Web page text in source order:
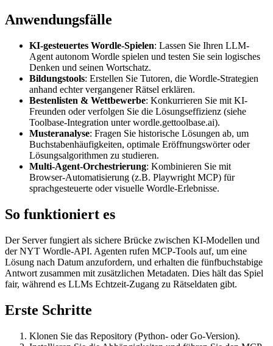
Anwendungsfälle
KI-gesteuertes Wordle-Spielen: Lassen Sie Ihren LLM-
Agent autonom Wordle spielen und testen Sie sein logisches
Denken und seinen Wortschatz.
Bildungstools: Erstellen Sie Tutoren, die Wordle-Strategien
anhand echter vergangener Rätsel erklären.
Bestenlisten & Wettbewerbe: Konkurrieren Sie mit KI-
Freunden oder verfolgen Sie die Lösungseffizienz (siehe
Toolbase-Integration unter wordle.gettoolbase.ai).
Musteranalyse: Fragen Sie historische Lösungen ab, um
Buchstabenhäufigkeiten, optimale Eröffnungswörter oder
Lösungsalgorithmen zu studieren.
Multi-Agent-Orchestrierung: Kombinieren Sie mit
Browser-Automatisierung (z.B. Playwright MCP) für
sprachgesteuerte oder visuelle Wordle-Erlebnisse.
So funktioniert es
Der Server fungiert als sichere Brücke zwischen KI-Modellen und
der NYT Wordle-API. Agenten rufen MCP-Tools auf, um eine
Lösung nach Datum anzufordern, und erhalten die fünfbuchstabige
Antwort zusammen mit zusätzlichen Metadaten. Dies hält das Spiel
fair, während es LLMs Echtzeit-Zugang zu Rätseldaten gibt.
Erste Schritte
Klonen Sie das Repository (Python- oder Go-Version).